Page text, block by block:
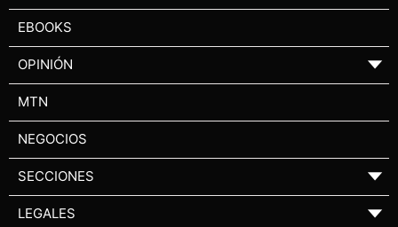
EBOOKS
OPINIÓN ▼
MTN
NEGOCIOS
SECCIONES ▼
LEGALES ▼